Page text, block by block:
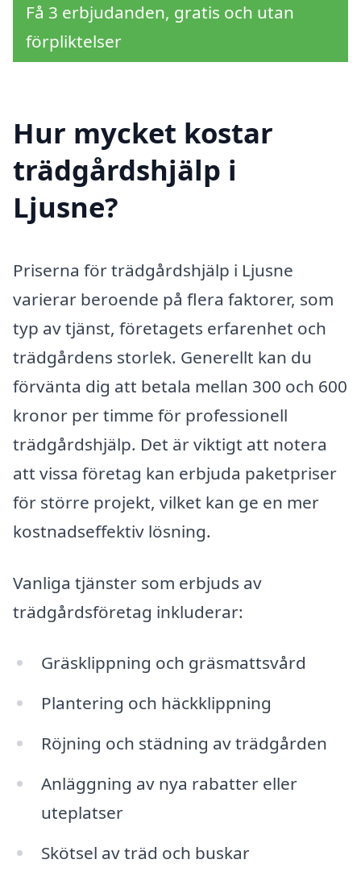
Få 3 erbjudanden, gratis och utan
förpliktelser
Hur mycket kostar
trädgårdshjälp i
Ljusne?
Priserna för trädgårdshjälp i Ljusne
varierar beroende på flera faktorer, som
typ av tjänst, företagets erfarenhet och
trädgårdens storlek. Generellt kan du
förvänta dig att betala mellan 300 och 600
kronor per timme för professionell
trädgårdshjälp. Det är viktigt att notera
att vissa företag kan erbjuda paketpriser
för större projekt, vilket kan ge en mer
kostnadseffektiv lösning.
Vanliga tjänster som erbjuds av
trädgårdsföretag inkluderar:
Gräsklippning och gräsmattsvård
Plantering och häckklippning
Röjning och städning av trädgården
Anläggning av nya rabatter eller
uteplatser
Skötsel av träd och buskar